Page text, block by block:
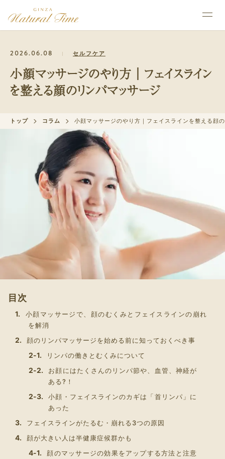
2026.06.08 セルフケア
小顔マッサージのやり方｜フェイスライン
を整える顔のリンパマッサージ
トップ コラム 小顔マッサージのやり方｜フェイスラインを整える顔
目次
小顔マッサージで、顔のむくみとフェイスラインの崩れ
を解消
顔のリンパマッサージを始める前に知っておくべき事
リンパの働きとむくみについて
お顔にはたくさんのリンパ節や、血管、神経が
ある?！
小顔・フェイスラインのカギは「首リンパ」に
あった
フェイスラインがたるむ・崩れる3つの原因
顔が大きい人は半健康症候群かも
顔のマッサージの効果をアップする方法と注意